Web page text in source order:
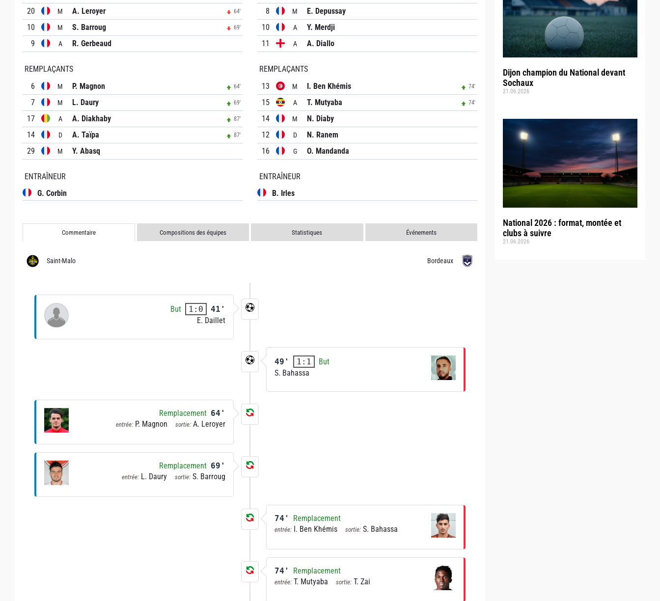
Dijon champion du National devant
Sochaux
21.06.2026
National 2026 : format, montée et
clubs à suivre
21.06.2026
20 M A. Leroyer 64'
10 M S. Barroug 69'
9 A R. Gerbeaud
REMPLAÇANTS
6
M P. Magnon 64'
7 M L. Daury 69'
17 A A. Diakhaby 87'
14 D A. Taïpa 87'
29 M Y. Abasq
ENTRAÎNEUR
G. Corbin
8 M
E. Depussay
10
A
Y. Merdji
11
A A. Diallo
REMPLAÇANTS
13
M I. Ben Khémis 74'
15 A T. Mutyaba 74'
14 M
N. Diaby
12
D
N. Ranem
16
G O. Mandanda
ENTRAÎNEUR
B. Irles
Commentaire Compositions des équipes Statistiques Événements
Saint-Malo Bordeaux
But 1:0
41'
E. Daillet
49' 1:1
But
S. Bahassa
Remplacement 64'
entrée: P. Magnon sortie: A. Leroyer
Remplacement 69'
entrée: L. Daury sortie: S. Barroug
74' Remplacement
entrée: I. Ben Khémis sortie: S. Bahassa
74' Remplacement
entrée: T. Mutyaba sortie: T. Zai